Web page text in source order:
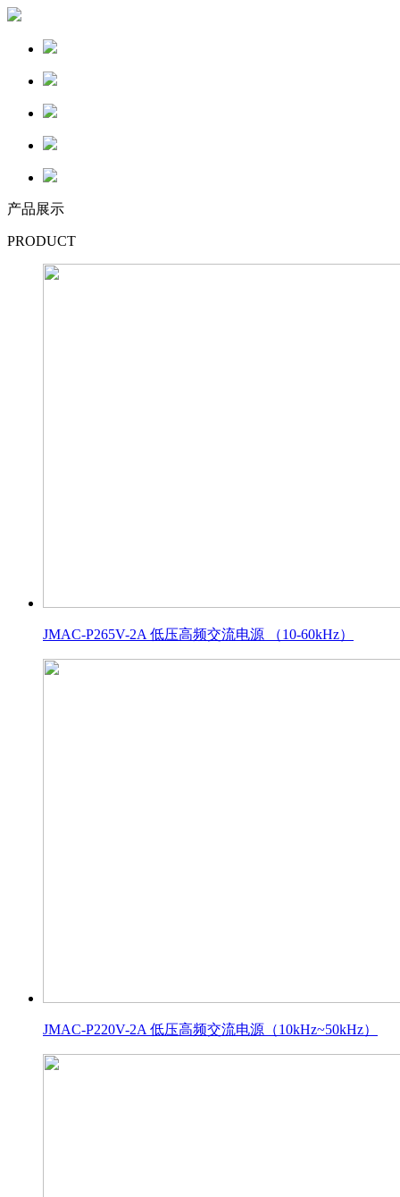
产品展示
PRODUCT
JMAC-P265V-2A 低压高频交流电源 （10-60kHz）
JMAC-P220V-2A 低压高频交流电源（10kHz~50kHz）